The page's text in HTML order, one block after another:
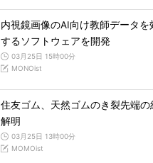
内視鏡画像のAI向け教師データを
するソフトウェアを開発
03月25日 15時00分
MONOist
住友ゴム、天然ゴムのき裂先端の
解明
03月25日 13時00分
MOMOist